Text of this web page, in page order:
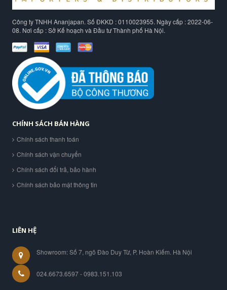
Công ty TNHH Ananjapan. Số ĐKKD : 0110023955. Ngày cấp : 2022-06-
08. Nơi cấp : Sở Kế hoạch và Đầu tư Thành phố Hà Nội.
CHÍNH SÁCH BÁN HÀNG
Chính sách thanh toán
Chính sách vận chuyển
Chính sách đổi trả, bảo hành
Chính sách bảo mật thông tin
LIÊN HỆ
Showroom: Số 7, ngõ Đào Duy Từ, P. Hoàn Kiếm. Hà Nội
024.6673.6597 - 0983.151.103